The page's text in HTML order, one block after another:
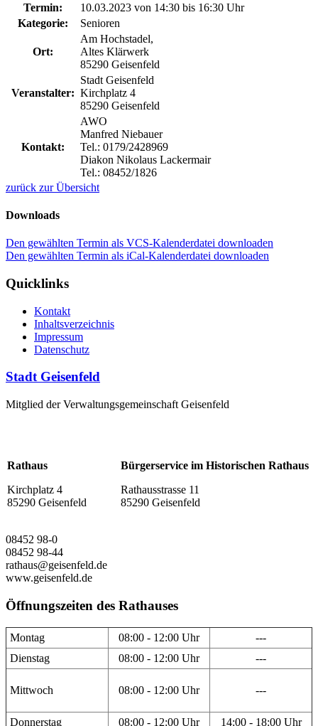
Termin: 10.03.2023 von 14:30 bis 16:30 Uhr
Kategorie:
Senioren
Ort:
Am Hochstadel,
Altes Klärwerk
85290 Geisenfeld
Veranstalter:
Stadt Geisenfeld
Kirchplatz 4
85290 Geisenfeld
Kontakt:
AWO
Manfred Niebauer
Tel.: 0179/2428969
Diakon Nikolaus Lackermair
Tel.: 08452/1826
zurück zur Übersicht
Downloads
Den gewählten Termin als VCS-Kalenderdatei downloaden
Den gewählten Termin als iCal-Kalenderdatei downloaden
Quicklinks
Kontakt
Inhaltsverzeichnis
Impressum
Datenschutz
Stadt Geisenfeld
Mitglied der Verwaltungsgemeinschaft Geisenfeld
Rathaus
Kirchplatz 4
85290 Geisenfeld
Bürgerservice im Historischen Rathaus
Rathausstrasse 11
85290 Geisenfeld
08452 98-0
08452 98-44
rathaus@geisenfeld.de
www.geisenfeld.de
Öffnungszeiten des Rathauses
Montag 08:00 - 12:00 Uhr
---
Dienstag
08:00 - 12:00 Uhr ---
Mittwoch 08:00 - 12:00 Uhr ---
Donnerstag 08:00 - 12:00 Uhr 14:00 - 18:00 Uhr